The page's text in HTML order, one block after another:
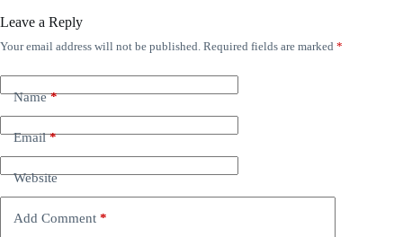
Leave a Reply
Your email address will not be published. Required fields are marked *
Name*
Email*
Website
Add Comment *